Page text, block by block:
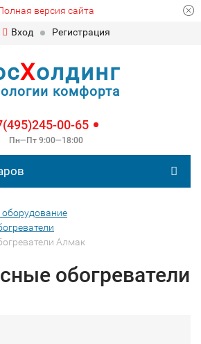
версия сайта
Вход
Регистрация
Холдинг
комфорта
00-65
Пн—Пт 9:00—18:00
оборудование
Алмак
обогреватели